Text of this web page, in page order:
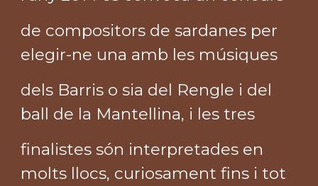
de compositors de sardanes per
elegir-ne una amb les músiques
dels Barris o sia del Rengle i del
ball de la Mantellina, i les tres
finalistes són interpretades en
molts llocs, curiosament fins i tot